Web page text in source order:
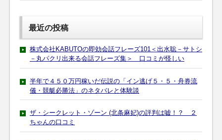
最近の投稿
株式会社KABUTOの即効会話フレーズ101＜出水聡－サトシ
－丸パクリ出来る会話フレーズ集＞ 口コミが怪しい
半年で４５０万円稼いだ伝説の「イン逃げ５・５・舟券流
儀・競艇必勝法」のネタバレと体験談
ザ・シークレット・ゾーン (北条麻妃)の評判は嘘！？ ２
ちゃんの口コミ